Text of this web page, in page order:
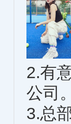
2.有
公司。
3.总